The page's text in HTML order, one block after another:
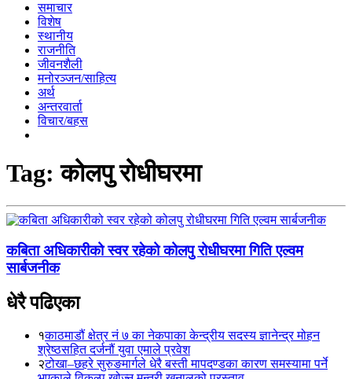
समाचार
विशेष
स्थानीय
राजनीति
जीवनशैली
मनोरञ्जन/साहित्य
अर्थ
अन्तरवार्ता
विचार/बहस
Tag:कोलपु रोधीघरमा
कबिता अधिकारीको स्वर रहेको कोलपु रोधीघरमा गिति एल्वम
सार्बजनीक
धेरै पढिएका
१काठमाडौं क्षेत्र नं ७ का नेकपाका केन्द्रीय सदस्य ज्ञानेन्द्र मोहन
श्रेष्ठसहित दर्जनौं युवा एमाले प्रवेश
२टोखा–छहरे सुरुङमार्गले धेरै बस्ती मापदण्डका कारण समस्यामा पर्ने